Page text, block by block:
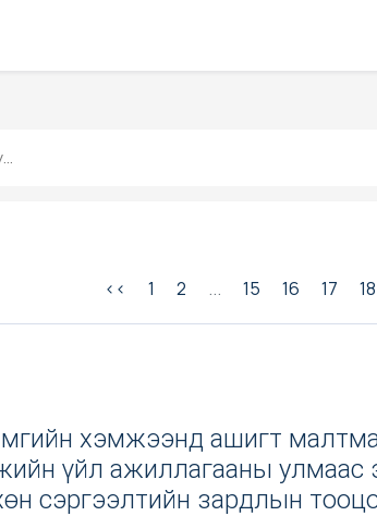
<< 1 2 ... 15 16 17 18
хэмжээнд ашигт
үйл ажиллагааны улмаас
сэргээлтийн зардлын